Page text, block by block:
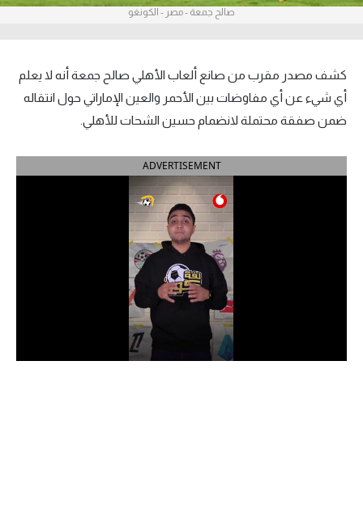
الدوري الإسباني
الدوري السعودي للمحترفين
دوري أبطال إفريقيا
صالح جمعة - مصر - الكونغو
كشف مصدر مقرب من صانع ألعاب الأهلي صالح جمعة أنه لا يعلم
أي شيء عن أي مفاوضات بين الأحمر والعين الإماراتي حول انتقاله
ضمن صفقة محتملة لانضمام حسين الشحات للأهلي.
ADVERTISEMENT